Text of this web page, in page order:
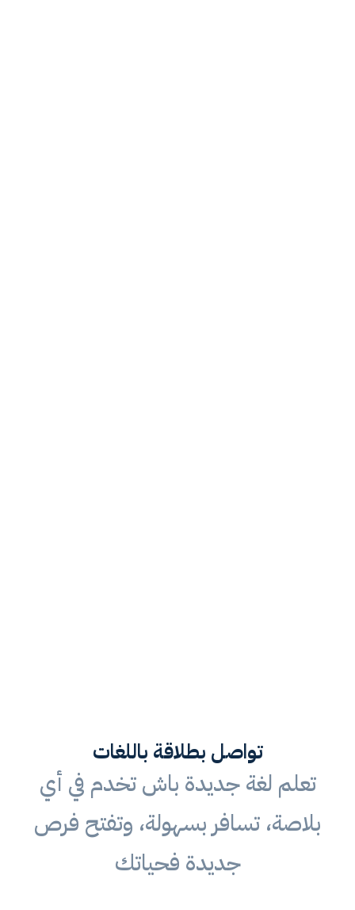
تواصل بطلاقة باللغات
تعلم لغة جديدة باش تخدم في أي
بلاصة، تسافر بسهولة، وتفتح فرص
جديدة فحياتك